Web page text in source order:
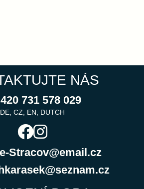
NÁS
731 578 029
DE, CZ, EN, DUTCH
Stracov@email.cz